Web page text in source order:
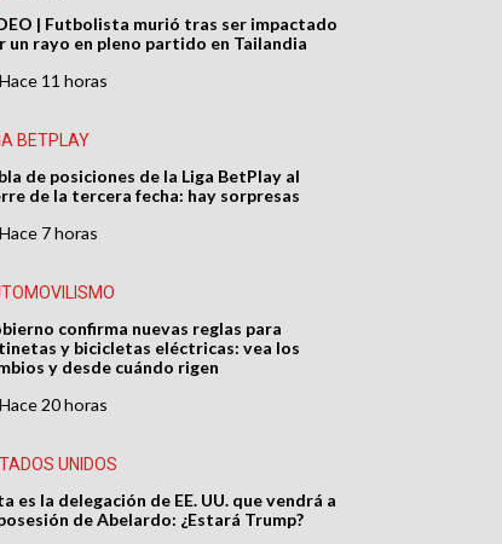
| Futbolista murió tras ser impactado
un rayo en pleno partido en Tailandia
Hace 11 horas
BETPLAY
de posiciones de la Liga BetPlay al
de la tercera fecha: hay sorpresas
Hace 7 horas
confirma nuevas reglas para
y bicicletas eléctricas: vea los
y desde cuándo rigen
Hace20 horas
UNIDOS
es la delegación de EE. UU. que vendrá a
de Abelardo: ¿Estará Trump?